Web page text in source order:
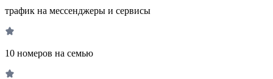
трафик на мессенджеры и сервисы
10 номеров на семью